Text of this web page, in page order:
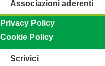
Associazioni aderenti
Privacy Policy
Cookie Policy
Scrivici